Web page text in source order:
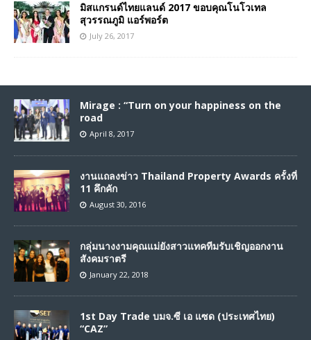
มิสแกรนด์ไทยแลนด์ 2017 ขอบคุณโนโวเทล
สุวรรณภูมิ แอร์พอร์ต
July 26, 2017
Mirage : “Turn on your happiness on the
road
April 8, 2017
งานแถลงข่าว Thailand Property Awards ครั้งที่
11 คึกคัก
August 30, 2016
กลุ่มนางงามคุณแม่ยังสาวแทคทีมรับเชิญออกงาน
สังคมราตรี
January 22, 2018
1st Day Trade บมจ.ซี เอ แซด (ประเทศไทย)
“CAZ”